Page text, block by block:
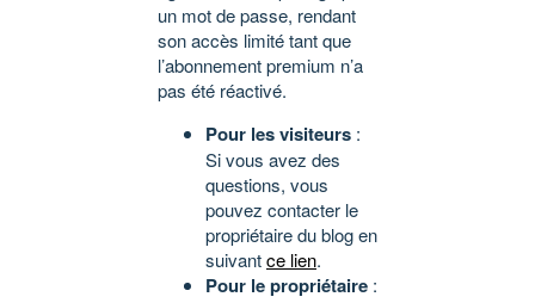
un mot de passe, rendant
son accès limité tant que
l’abonnement premium n’a
pas été réactivé.
Pour les visiteurs :
Si vous avez des
questions, vous
pouvez contacter le
propriétaire du blog en
suivantce lien.
Pour le propriétaire :